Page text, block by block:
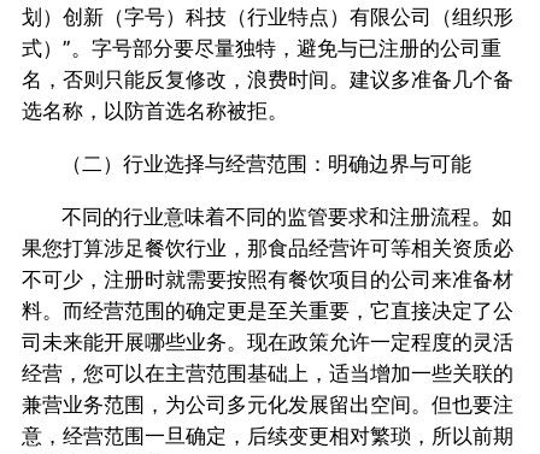
划）创新（字号）科技（行业特点）有限公司（组织形
式）”。字号部分要尽量独特，避免与已注册的公司重
名，否则只能反复修改，浪费时间。建议多准备几个备
选名称，以防首选名称被拒。
（二）行业选择与经营范围：明确边界与可能
不同的行业意味着不同的监管要求和注册流程。如
果您打算涉足餐饮行业，那食品经营许可等相关资质必
不可少，注册时就需要按照有餐饮项目的公司来准备材
料。而经营范围的确定更是至关重要，它直接决定了公
司未来能开展哪些业务。现在政策允许一定程度的灵活
经营，您可以在主营范围基础上，适当增加一些关联的
兼营业务范围，为公司多元化发展留出空间。但也要注
意，经营范围一旦确定，后续变更相对繁琐，所以前期